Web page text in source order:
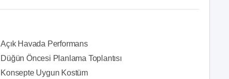
Açık Havada Performans
Düğün Öncesi Planlama Toplantısı
Konsepte Uygun Kostüm